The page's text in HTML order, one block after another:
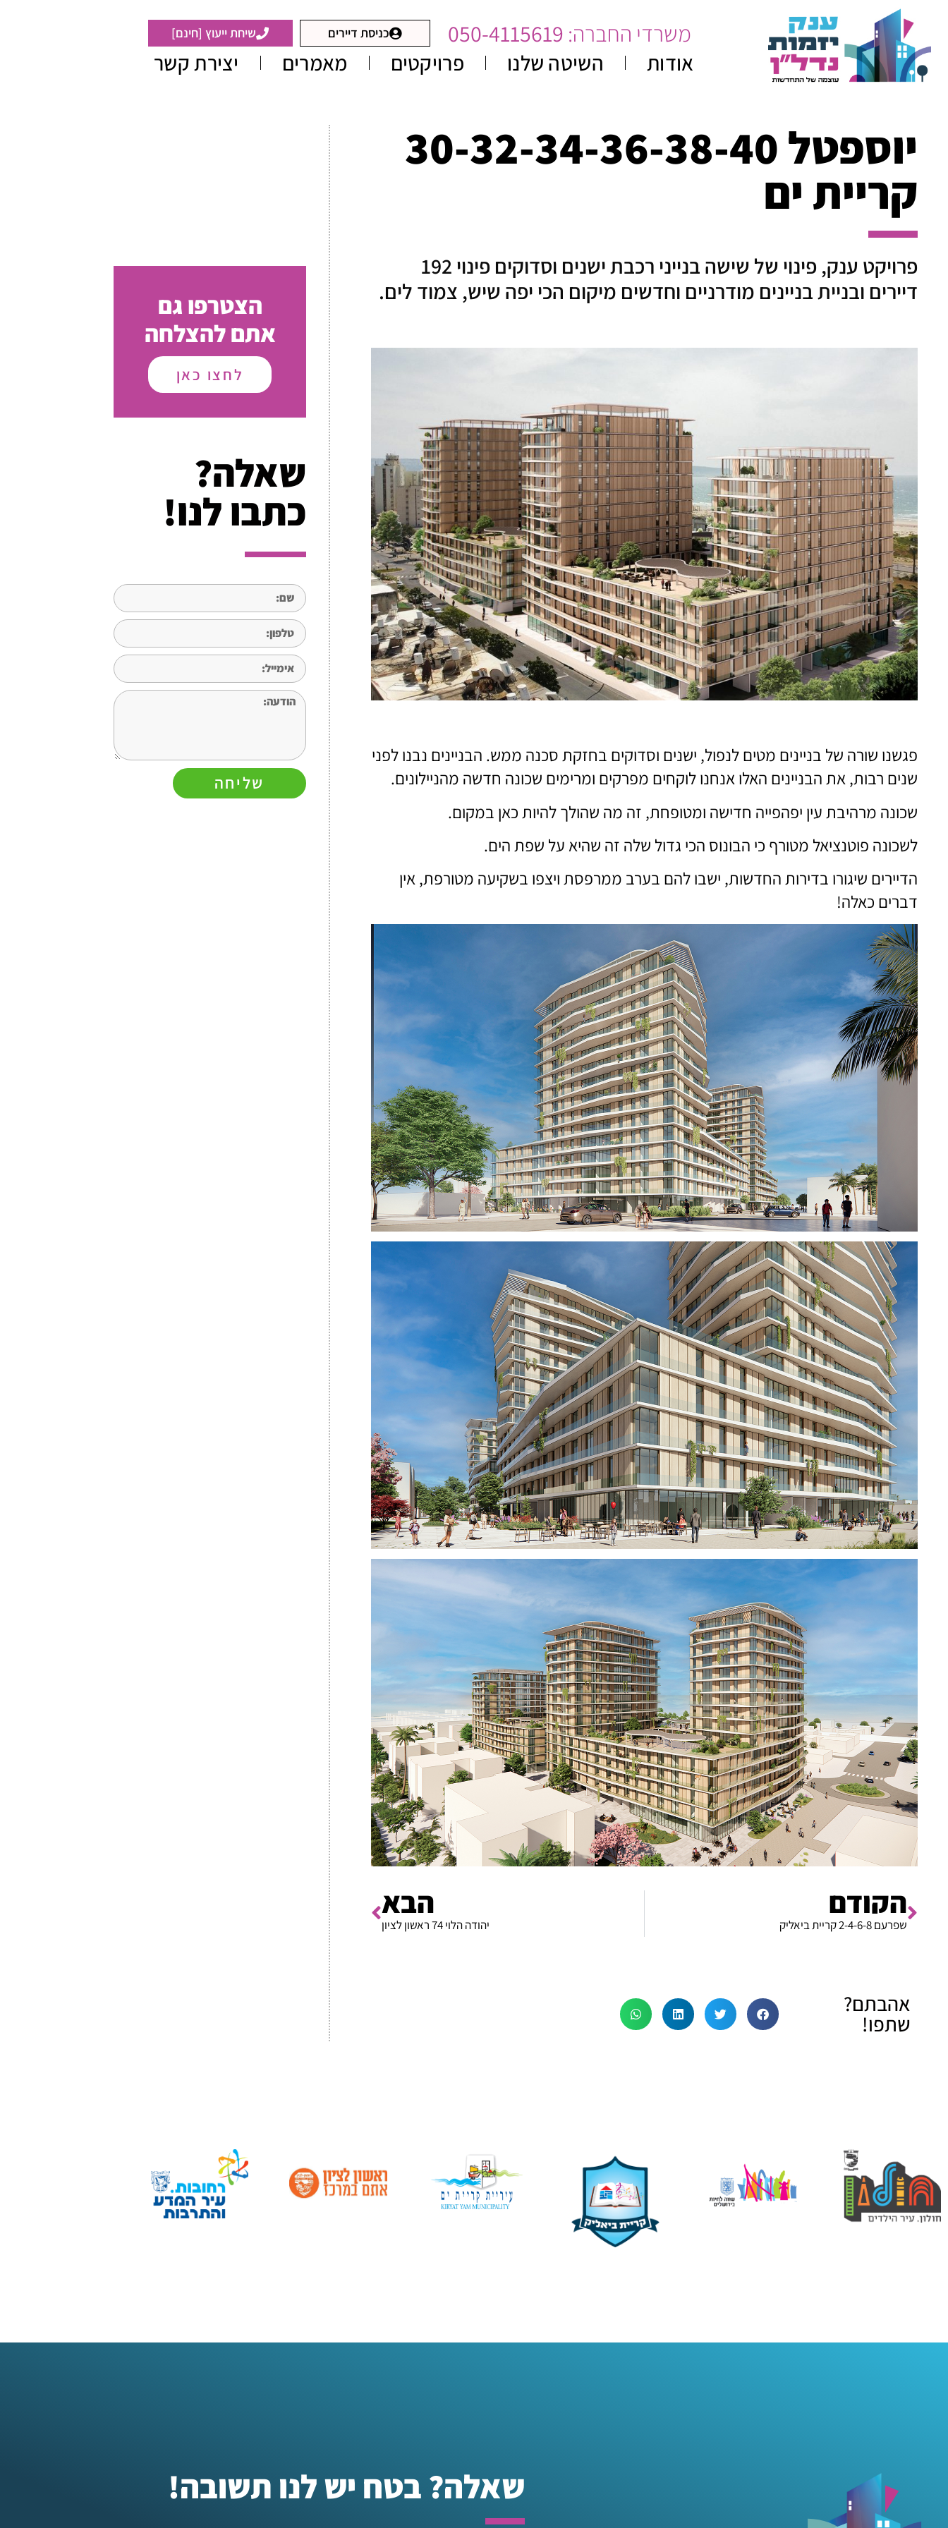
משרדי החברה: 050-4115619 כניסת דיירים שיחת ייעוץ [חינם]
אודות השיטה שלנו פרויקטים מאמרים יצירת קשר
יוספטל 30-32-34-36-38-40
קריית ים
פרויקט ענק, פינוי של שישה בנייני רכבת ישנים וסדוקים פינוי 192
דיירים ובניית בניינים מודרניים וחדשים מיקום הכי יפה שיש, צמוד לים.
פגשנו שורה של בניינים מטים לנפול, ישנים וסדוקים בחזקת סכנה ממש. הבניינים נבנו לפני
שנים רבות, את הבניינים האלו אנחנו לוקחים מפרקים ומרימים שכונה חדשה מהניילונים.
שכונה מרהיבת עין יפהפייה חדישה ומטופחת, זה מה שהולך להיות כאן במקום.
לשכונה פוטנציאל מטורף כי הבונוס הכי גדול שלה זה שהיא על שפת הים.
הדיירים שיגורו בדירות החדשות, ישבו להם בערב ממרפסת ויצפו בשקיעה מטורפת, אין
דברים כאלה!
הקודם
שפרעם 2-4-6-8 קריית ביאליק
הבא
יהודה הלוי 74 ראשון לציון
אהבתם?
שתפו!
הצטרפו גם
אתם להצלחה
לחצו כאן
שאלה?
כתבו לנו!
שליחה
שאלה? בטח יש לנו תשובה!